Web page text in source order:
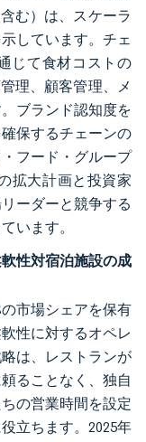
む）は、スケーラ
しています。チェ
じて食材コストの
理、顧客管理、メ
ブランド認知度を
保するチェーンの
フード・グループ
拡大計画と投資家
ーダーと競争する
います。
性対宿泊施設の成
市場シェアを保有
性に対するオペレ
は、レストランが
ることなく、独自
の営業時間を設定
立ちます。2025年